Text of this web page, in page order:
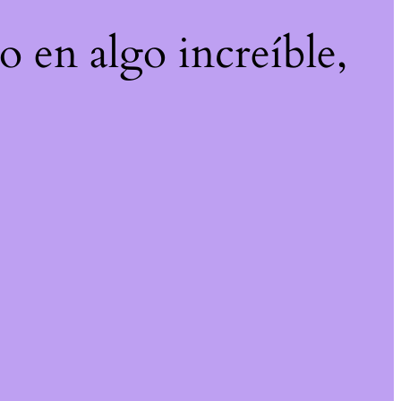
en algo increíble,